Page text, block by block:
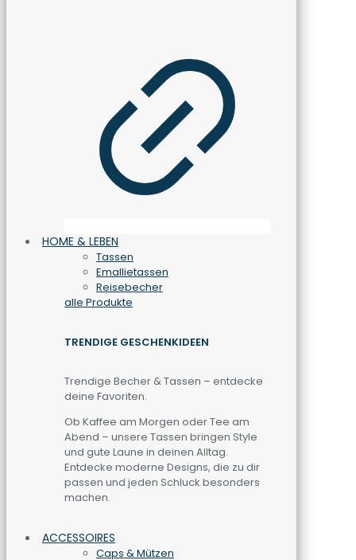
HOME & LEBEN
Tassen
Emallietassen
Reisebecher
alle Produkte
TRENDIGE GESCHENKIDEEN
Trendige Becher & Tassen – entdecke
deine Favoriten.
Ob Kaffee am Morgen oder Tee am
Abend – unsere Tassen bringen Style
und gute Laune in deinen Alltag.
Entdecke moderne Designs, die zu dir
passen und jeden Schluck besonders
machen.
ACCESSOIRES
Caps & Mützen